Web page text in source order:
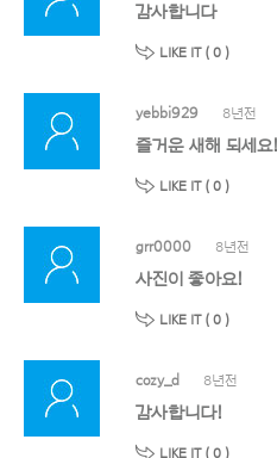
감사합니다
LIKE IT ( 0 )
yebbi929 8년전
즐거운 새해 되세요!
LIKE IT ( 0 )
grr0000 8년전
사진이 좋아요!
LIKE IT ( 0 )
cozy_d 8년전
감사합니다!
LIKE IT ( 0 )